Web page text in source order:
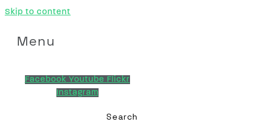
Skip to content
Menu
Facebook Youtube Flickr
Instagram
Search